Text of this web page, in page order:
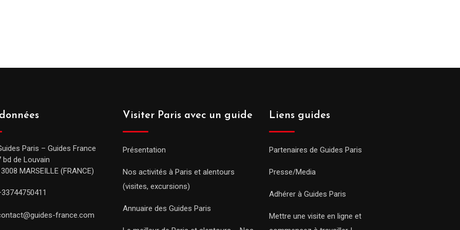
Paris – Guides France
bd de Louvain
MARSEILLE (FRANCE)
france.com
Visiter Paris avec un guide
Présentation
Nos activités à Paris et alentours
(visites, excursions)
Annuaire des Guides Paris
Liens guides
Partenaires de Guides Paris
Presse/Media
Adhérer à Guides Paris
Mettre une visite en ligne et